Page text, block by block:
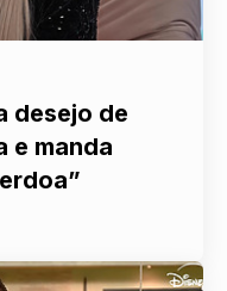
desejo de
e manda